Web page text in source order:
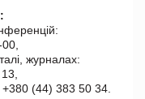
журналах:
(44) 383 50 34.